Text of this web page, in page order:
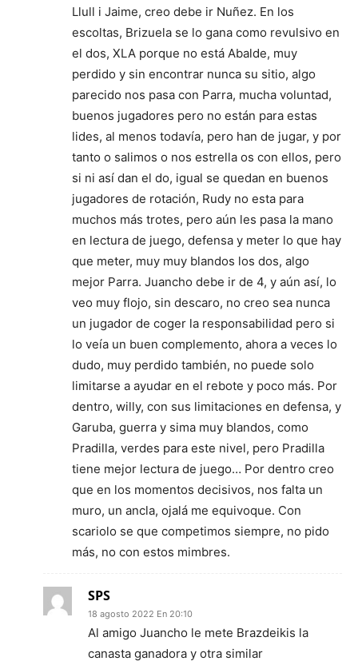
Llull i Jaime, creo debe ir Nuñez. En los
escoltas, Brizuela se lo gana como revulsivo en
el dos, XLA porque no está Abalde, muy
perdido y sin encontrar nunca su sitio, algo
parecido nos pasa con Parra, mucha voluntad,
buenos jugadores pero no están para estas
lides, al menos todavía, pero han de jugar, y por
tanto o salimos o nos estrella os con ellos, pero
si ni así dan el do, igual se quedan en buenos
jugadores de rotación, Rudy no esta para
muchos más trotes, pero aún les pasa la mano
en lectura de juego, defensa y meter lo que hay
que meter, muy muy blandos los dos, algo
mejor Parra. Juancho debe ir de 4, y aún así, lo
veo muy flojo, sin descaro, no creo sea nunca
un jugador de coger la responsabilidad pero si
lo veía un buen complemento, ahora a veces lo
dudo, muy perdido también, no puede solo
limitarse a ayudar en el rebote y poco más. Por
dentro, willy, con sus limitaciones en defensa, y
Garuba, guerra y sima muy blandos, como
Pradilla, verdes para este nivel, pero Pradilla
tiene mejor lectura de juego… Por dentro creo
que en los momentos decisivos, nos falta un
muro, un ancla, ojalá me equivoque. Con
scariolo se que competimos siempre, no pido
más, no con estos mimbres.
SPS
18 agosto 2022 En 20:10
Al amigo Juancho le mete Brazdeikis la
canasta ganadora y otra similar